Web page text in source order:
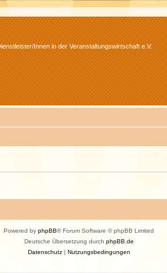
Innen in der Veranstaltungswirtschaft e.V.
Powered by phpBB® Forum Software © phpBB Limited
Deutsche Übersetzung durch phpBB.de
Datenschutz| Nutzungsbedingungen